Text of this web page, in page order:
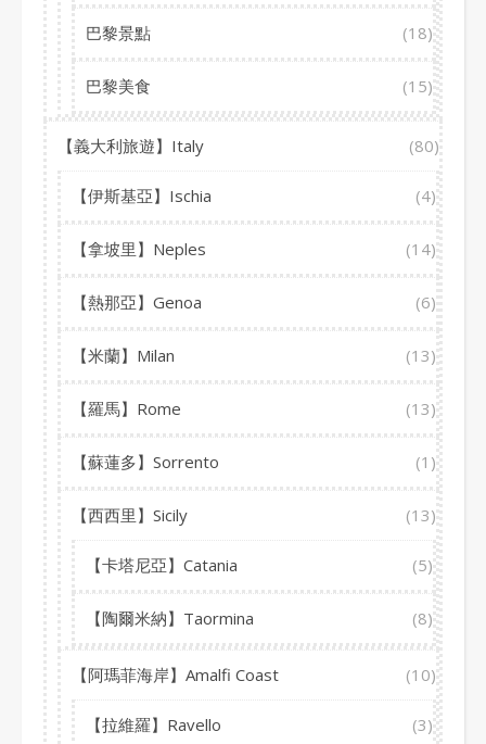
巴黎景點 (18)
巴黎美食 (15)
【義大利旅遊】Italy (80)
【伊斯基亞】Ischia (4)
【拿坡里】Neples (14)
【熱那亞】Genoa (6)
【米蘭】Milan (13)
【羅馬】Rome (13)
【蘇蓮多】Sorrento (1)
【西西里】Sicily (13)
【卡塔尼亞】Catania (5)
【陶爾米納】Taormina (8)
【阿瑪菲海岸】Amalfi Coast (10)
【拉維羅】Ravello (3)